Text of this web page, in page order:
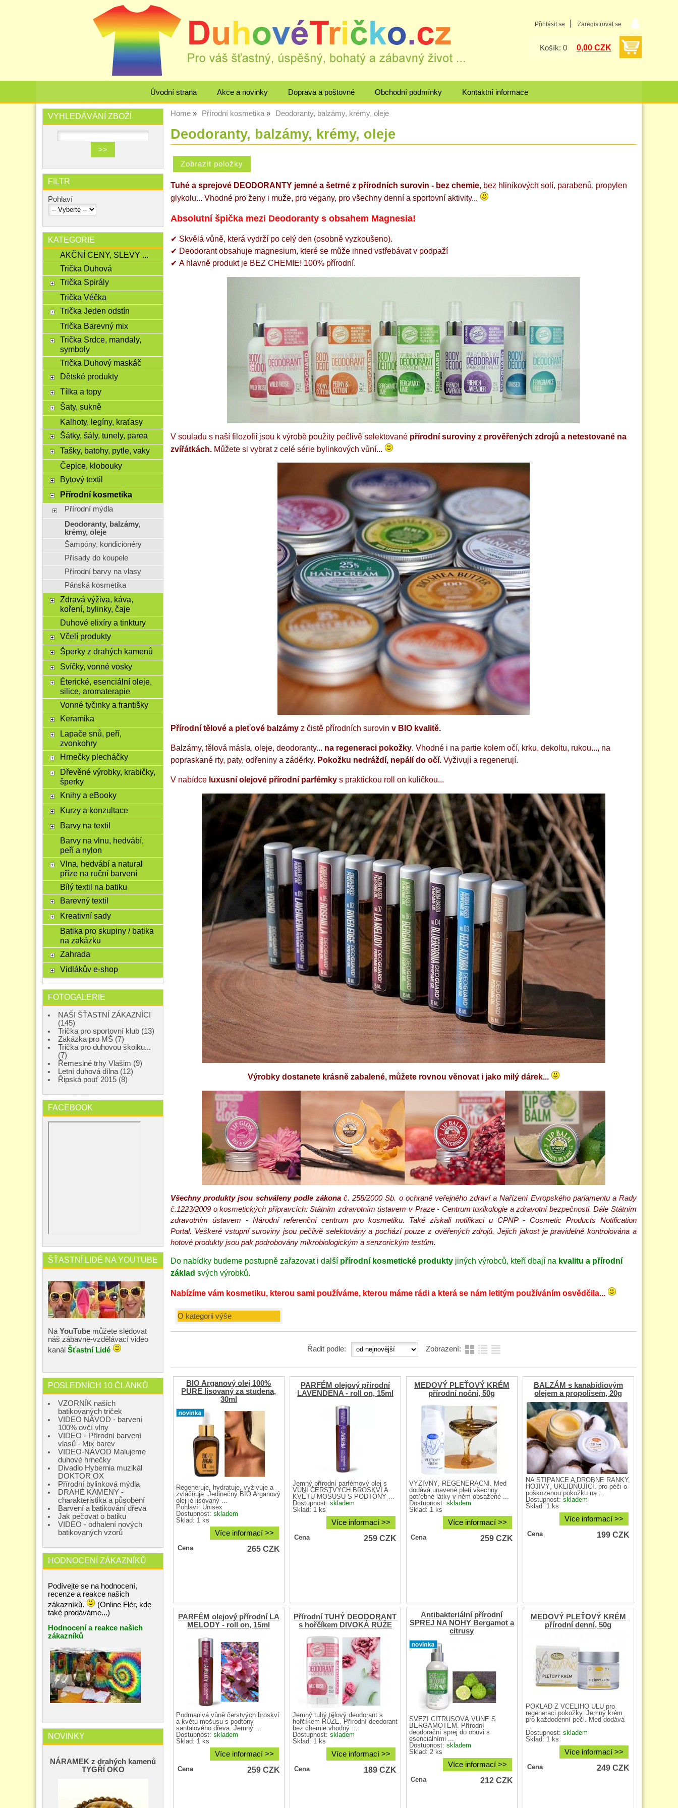
Přihlásit se Zaregistrovat se
Košík: 0 0,00 CZK
Úvodní strana Akce a novinky Doprava a poštovné Obchodní podmínky Kontaktní informace
Home Přírodní kosmetika Deodoranty, balzámy, krémy, oleje
Deodoranty, balzámy, krémy, oleje
Tuhé a sprejové DEODORANTY jemné a šetrné z přírodních surovin - bez chemie, bez hliníkových solí, parabenů, propylen
glykolu... Vhodné pro ženy i muže, pro vegany, pro všechny denní a sportovní aktivity...
Absolutní špička mezi Deodoranty s obsahem Magnesia!
✔ Skvělá vůně, která vydrží po celý den (osobně vyzkoušeno).
✔ Deodorant obsahuje magnesium, které se může ihned vstřebávat v podpaží
✔ A hlavně produkt je BEZ CHEMIE! 100% přírodní.
V souladu s naší filozofií jsou k výrobě použity pečlivě selektované přírodní suroviny z prověřených zdrojů a netestované na
zvířátkách. Můžete si vybrat z celé série bylinkových vůní...
Přírodní tělové a pleťové balzámy z čistě přírodních surovin v BIO kvalitě.
Balzámy, tělová másla, oleje, deodoranty... na regeneraci pokožky. Vhodné i na partie kolem očí, krku, dekoltu, rukou..., na
popraskané rty, paty, odřeniny a záděrky. Pokožku nedráždí, nepálí do očí. Vyživují a regenerují.
V nabídce luxusní olejové přírodní parfémky s praktickou roll on kuličkou...
Výrobky dostanete krásně zabalené, můžete rovnou věnovat i jako milý dárek...
Všechny produkty jsou schváleny podle zákonač. 258/2000 Sb. o ochraně veřejného zdraví a Nařízení Evropského parlamentu a Rady
č.1223/2009 o kosmetických přípravcích: Státním zdravotním ústavem v Praze - Centrum toxikologie a zdravotní bezpečnosti. Dále Státním
zdravotním ústavem - Národní referenční centrum pro kosmetiku. Také získali notifikaci u CPNP - Cosmetic Products Notification
Portal. Veškeré vstupní suroviny jsou pečlivě selektovány a pochází pouze z ověřených zdrojů. Jejich jakost je pravidelně kontrolována a
hotové produkty jsou pak podrobovány mikrobiologickým a senzorickým testům.
Do nabídky budeme postupně zařazovat i další přírodní kosmetické produkty jiných výrobců, kteří dbají na kvalitu a přírodní
základ svých výrobků.
Nabízíme vám kosmetiku, kterou sami používáme, kterou máme rádi a která se nám letitým používáním osvědčila...
O kategorii výše
Řadit podle: Zobrazení:
BIO Arganový olej 100%
PURE lisovaný za studena,
30ml
Regeneruje, hydratuje, vyživuje a
zvláčňuje. Jedinečný BIO Arganový
olej je lisovaný ...
Pohlaví: Unisex
Dostupnost: skladem
Sklad: 1 ks
Více informací >>
Cena 265 CZK
PARFÉM olejový přírodní
LAVENDENA - roll on, 15ml
Jemný přírodní parfémový olej s
VŮNÍ ČERSTVÝCH BROSKVÍ A
KVĚTU MOŠUSU S PODTÓNY ...
Dostupnost: skladem
Sklad: 1 ks
Více informací >>
Cena 259 CZK
MEDOVÝ PLEŤOVÝ KRÉM
přírodní noční, 50g
VÝŽIVNÝ, REGENERAČNÍ. Med
dodává unavené pleti všechny
potřebné látky v něm obsažené ...
Dostupnost: skladem
Sklad: 1 ks
Více informací >>
Cena 259 CZK
BALZÁM s kanabidiovým
olejem a propolisem, 20g
NA ŠTÍPANCE A DROBNÉ RANKY,
HOJIVÝ, UKLIDŇUJÍCÍ. pro péči o
poškozenou pokožku na ...
Dostupnost: skladem
Sklad: 1 ks
Více informací >>
Cena 199 CZK
PARFÉM olejový přírodní LA
MELODY - roll on, 15ml
Podmanivá vůně čerstvých broskví
a květu mošusu s podtóny
santalového dřeva. Jemný ...
Dostupnost: skladem
Sklad: 1 ks
Více informací >>
Cena 259 CZK
Přírodní TUHÝ DEODORANT
s hořčíkem DIVOKÁ RŮŽE
Jemný tuhý tělový deodorant s
hořčíkem RŮŽE. Přírodní deodorant
bez chemie vhodný ...
Dostupnost: skladem
Sklad: 1 ks
Více informací >>
Cena 189 CZK
Antibakteriální přírodní
SPREJ NA NOHY Bergamot a
citrusy
SVĚŽÍ CITRUSOVÁ VŮNĚ S
BERGAMOTEM. Přírodní
deodorační sprej do obuvi s
esenciálními ...
Dostupnost: skladem
Sklad: 2 ks
Více informací >>
Cena 212 CZK
MEDOVÝ PLEŤOVÝ KRÉM
přírodní denní, 50g
POKLAD Z VČELÍHO ÚLU pro
regeneraci pokožky. Jemný krém
pro každodenní péči. Med dodává
Dostupnost: skladem
Sklad: 1 ks
Více informací >>
Cena 249 CZK
VYHLEDÁVÁNÍ ZBOŽÍ
FILTR
Pohlaví
KATEGORIE
AKČNÍ CENY, SLEVY ...
Trička Duhová
Trička Spirály
Trička Véčka
Trička Jeden odstín
Trička Barevný mix
Trička Srdce, mandaly,
symboly
Trička Duhový maskáč
Dětské produkty
Tílka a topy
Šaty, sukně
Kalhoty, legíny, kraťasy
Šátky, šály, tunely, parea
Tašky, batohy, pytle, vaky
Čepice, klobouky
Bytový textil
Přírodní kosmetika
Přírodní mýdla
Deodoranty, balzámy,
krémy, oleje
Šampóny, kondicionéry
Přísady do koupele
Přírodní barvy na vlasy
Pánská kosmetika
Zdravá výživa, káva,
koření, bylinky, čaje
Duhové elixíry a tinktury
Včelí produkty
Šperky z drahých kamenů
Svíčky, vonné vosky
Éterické, esenciální oleje,
silice, aromaterapie
Vonné tyčinky a františky
Keramika
Lapače snů, peří,
zvonkohry
Hrnečky plecháčky
Dřevěné výrobky, krabičky,
šperky
Knihy a eBooky
Kurzy a konzultace
Barvy na textil
Barvy na vlnu, hedvábí,
peří a nylon
Vlna, hedvábí a natural
příze na ruční barvení
Bílý textil na batiku
Barevný textil
Kreativní sady
Batika pro skupiny / batika
na zakázku
Zahrada
Vidlákův e-shop
FOTOGALERIE
NAŠI ŠŤASTNÍ ZÁKAZNÍCI
(145)
Trička pro sportovní klub (13)
Zakázka pro MŠ (7)
Trička pro duhovou školku...
(7)
Řemeslné trhy Vlašim (9)
Letní duhová dílna (12)
Řipská pouť 2015 (8)
FACEBOOK
ŠŤASTNÍ LIDÉ NA YOUTUBE
Na YouTube můžete sledovat
náš zábavně-vzdělávací video
kanál Šťastní Lidé
POSLEDNÍCH 10 ČLÁNKŮ
VZORNÍK našich
batikovaných triček
VIDEO NÁVOD - barvení
100% ovčí vlny
VIDEO - Přírodní barvení
vlasů - Mix barev
VIDEO-NÁVOD Malujeme
duhové hrnečky
Divadlo Hybernia muzikál
DOKTOR OX
Přírodní bylinková mýdla
DRAHÉ KAMENY -
charakteristika a působení
Barvení a batikování dřeva
Jak pečovat o batiku
VIDEO - odhalení nových
batikovaných vzorů
HODNOCENÍ ZÁKAZNÍKŮ
Podívejte se na hodnocení,
recenze a reakce našich
zákazníků.
(Online Flér, kde
také prodáváme...)
Hodnocení a reakce našich
zákazníků
NOVINKY
NÁRAMEK z drahých kamenů
TYGŘÍ OKO